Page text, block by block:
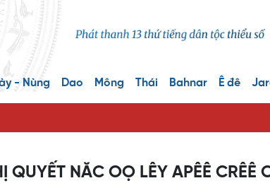
- Nùng Dao Mông Thái Bahnar Ê đê
NĂC OỌ LÊY APÊÊ CRÊÊ